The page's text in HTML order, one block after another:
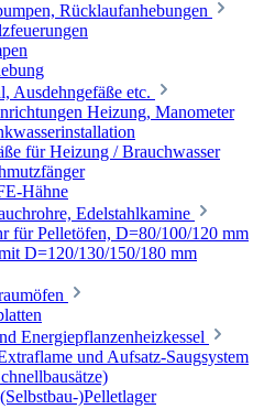
Rücklaufanhebungen
Ausdehngefäße etc.
Heizung, Manometer
für Heizung / Brauchwasser
Hähne
Edelstahlkamine
für Pelletöfen, D=80/100/120 mm
D=120/130/150/180 mm
Energiepflanzenheizkessel
und Aufsatz-Saugsystem
)Pelletlager